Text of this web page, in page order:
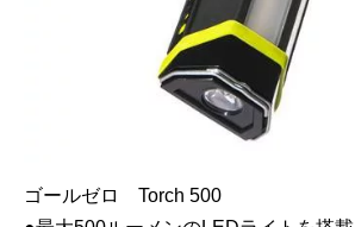
ゴールゼロ Torch 500